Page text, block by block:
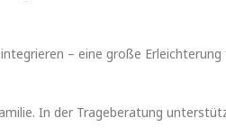
– eine große Erleichterung
In der Trageberatung